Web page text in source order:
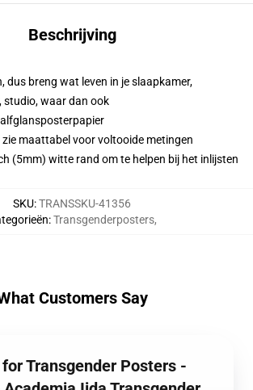
Beschrijving
dus breng wat leven in je slaapkamer,
studio, waar dan ook
maattabel voor voltooide metingen
(5mm) witte rand om te helpen bij het inlijsten
SKU:TRANSSKU-41356
:Transgenderposters,
Customers Say
Transgender Posters -